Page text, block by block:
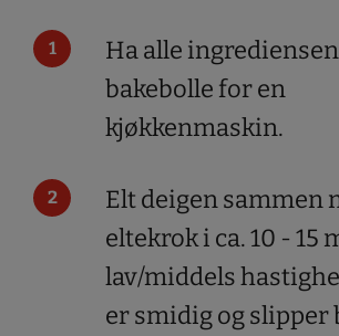
Ha alle
bakebolle for en
kjøkkenmaskin.
Elt deigen sammen
eltekrok i ca. 10 - 15
lav/middels
er smidig og slipper